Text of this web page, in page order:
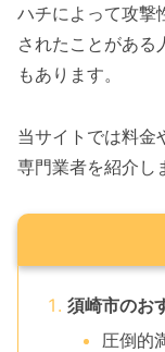
ハチによって攻撃
されたことがある
もあります。
当サイトでは料金
専門業者を紹介し
須崎市のお
圧倒的